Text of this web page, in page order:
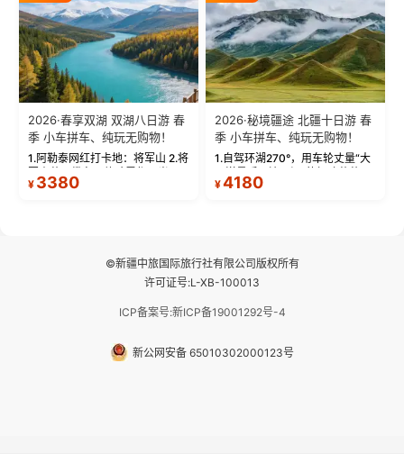
频：专业摄影师...
晨雾与小木...
2026·春享双湖 双湖八日游 春
季 小车拼车、纯玩无购物！
1.阿勒泰网红打卡地：将军山 2.将
将军山，夕阳派对，蹦迪party 4.
¥ 3380
2026·秘境疆途 北疆十日游 春
季 小车拼车、纯玩无购物！
1.自驾环湖270°，用车轮丈量“大
让雪山、花海与深邃湖水在转弯
¥4180
©新疆中旅国际旅行社有限公司版权所有
许可证号:L-XB-100013
ICP备案号:新ICP备19001292号-4
新公网安备 65010302000123号